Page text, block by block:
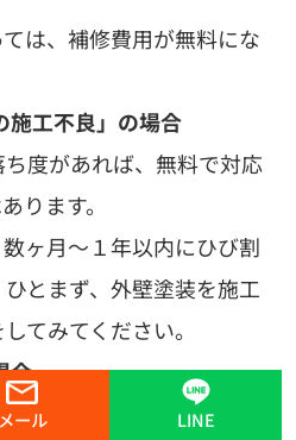
は、補修費用が無料にな
工不良」の場合
度があれば、無料で対応
ります。
ヶ月～１年以内にひび割
とまず、外壁塗装を施工
てみてください。
合
び割れが発生した場合等
メール LINE